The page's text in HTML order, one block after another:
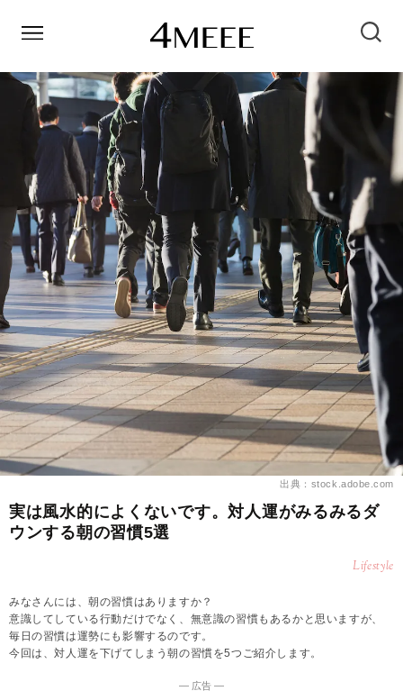
出典：stock.adobe.com
実は風水的によくないです。対人運がみるみるダ
ウンする朝の習慣5選
Lifestyle
みなさんには、朝の習慣はありますか？
意識してしている行動だけでなく、無意識の習慣もあるかと思いますが、
毎日の習慣は運勢にも影響するのです。
今回は、対人運を下げてしまう朝の習慣を5つご紹介します。
― 広告 ―